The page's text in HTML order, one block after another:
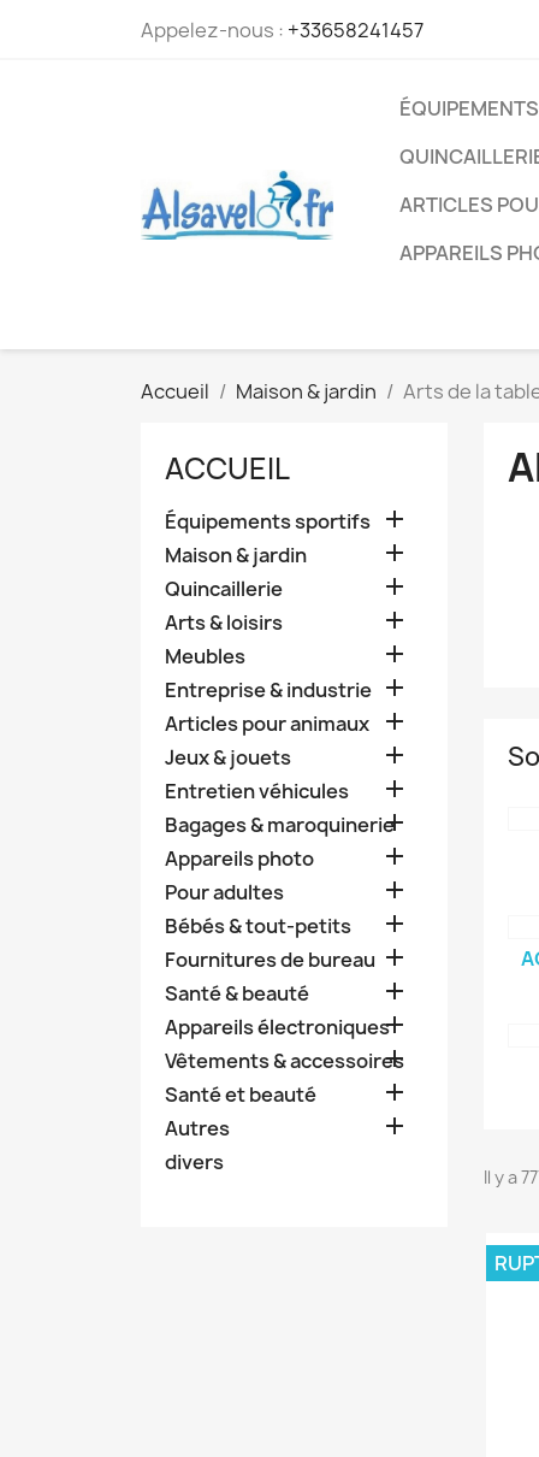
Appelez-nous : +33658241457
ARTICLES
APPAREILS
Accueil Maison & jardin Arts de la
ACCUEIL
Équipements sportifs 
Maison & jardin 
Quincaillerie 
Arts & loisirs 
Meubles 
Entreprise & industrie 
Articles pour animaux 
Jeux & jouets 
Entretien véhicules 
Bagages & maroquinerie

Appareils photo 
Pour adultes 
Bébés & tout-petits 
Fournitures de bureau 
Santé & beauté 
Appareils électroniques
Vêtements & accessoires

Santé et beauté 
Autres 
divers
Il y a